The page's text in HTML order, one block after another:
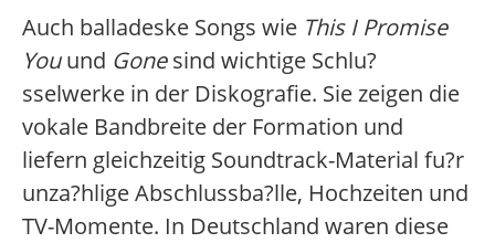
Auch balladeske Songs wie This I Promise
Youund Gonesind wichtige Schlu?
sselwerke in der Diskografie. Sie zeigen die
vokale Bandbreite der Formation und
liefern gleichzeitig Soundtrack-Material fu?r
unza?hlige Abschlussba?lle, Hochzeiten und
TV-Momente. In Deutschland waren diese